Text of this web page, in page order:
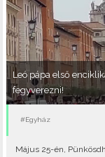
Leó pápa első
fegyverezni!
#Egyház
Május 25-én,